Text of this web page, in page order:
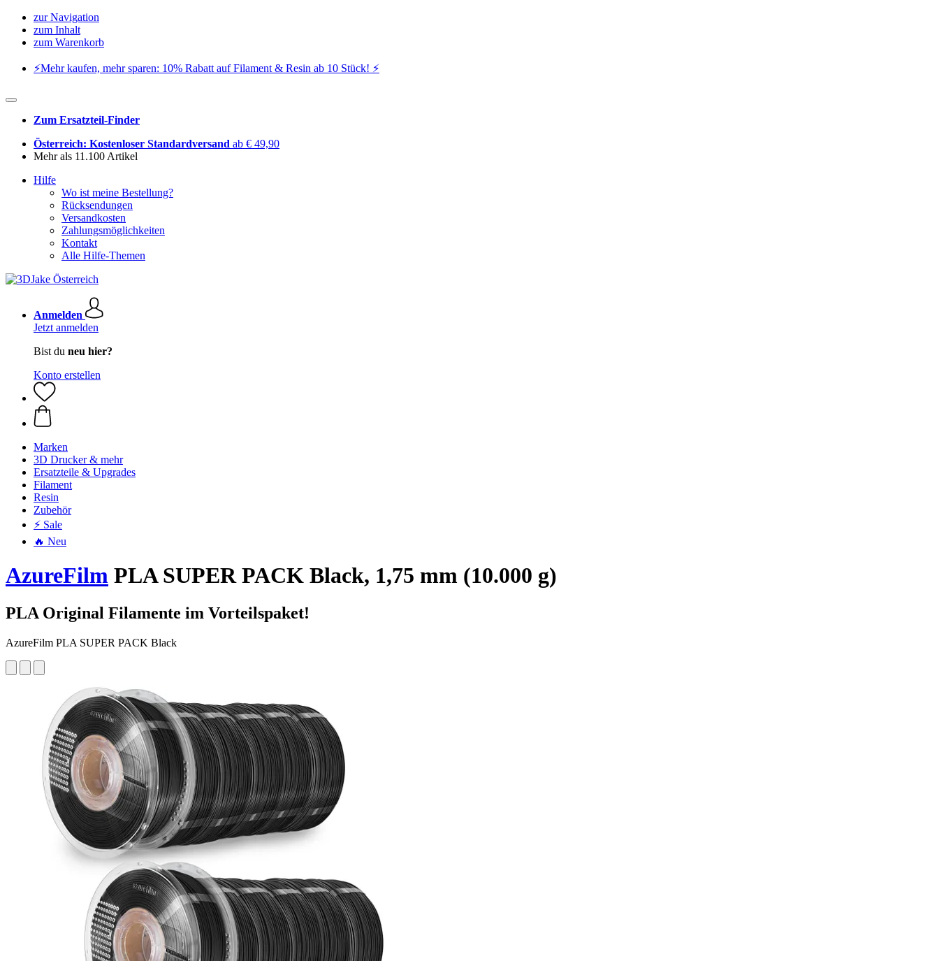
zur Navigation
zum Inhalt
zum Warenkorb
⚡️Mehr kaufen, mehr sparen: 10% Rabatt auf Filament & Resin ab 10 Stück! ⚡️
Zum Ersatzteil-Finder
Österreich: Kostenloser Standardversand ab € 49,90
Mehr als 11.100 Artikel
Hilfe
Wo ist meine Bestellung?
Rücksendungen
Versandkosten
Zahlungsmöglichkeiten
Kontakt
Alle Hilfe-Themen
Anmelden
Jetzt anmelden
Bist du neu hier?
Konto erstellen
Marken
3D Drucker & mehr
Ersatzteile & Upgrades
Filament
Resin
Zubehör
⚡ Sale
🔥 Neu
AzureFilm PLA SUPER PACK Black, 1,75 mm (10.000 g)
PLA Original Filamente im Vorteilspaket!
AzureFilm PLA SUPER PACK Black